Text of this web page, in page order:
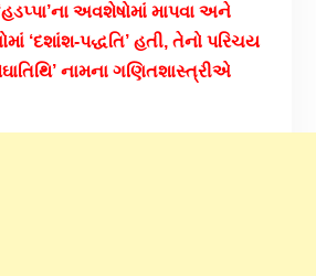
અવશેષોમાં માપવા અને
‘દશાંશ-પદ્ધતિ’ હતી, તેનો પરિચય
નામના ગણિતશાસ્ત્રીએ